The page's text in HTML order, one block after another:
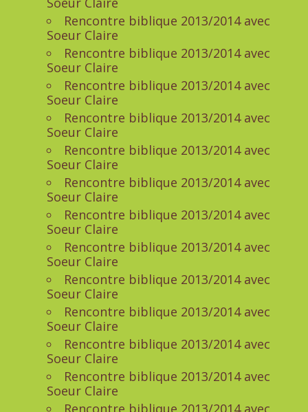
Rencontre biblique 2013/2014 avec
Soeur Claire
Rencontre biblique 2013/2014 avec
Soeur Claire
Rencontre biblique 2013/2014 avec
Soeur Claire
Rencontre biblique 2013/2014 avec
Soeur Claire
Rencontre biblique 2013/2014 avec
Soeur Claire
Rencontre biblique 2013/2014 avec
Soeur Claire
Rencontre biblique 2013/2014 avec
Soeur Claire
Rencontre biblique 2013/2014 avec
Soeur Claire
Rencontre biblique 2013/2014 avec
Soeur Claire
Rencontre biblique 2013/2014 avec
Soeur Claire
Rencontre biblique 2013/2014 avec
Soeur Claire
Rencontre biblique 2013/2014 avec
Soeur Claire
Rencontre biblique 2013/2014 avec